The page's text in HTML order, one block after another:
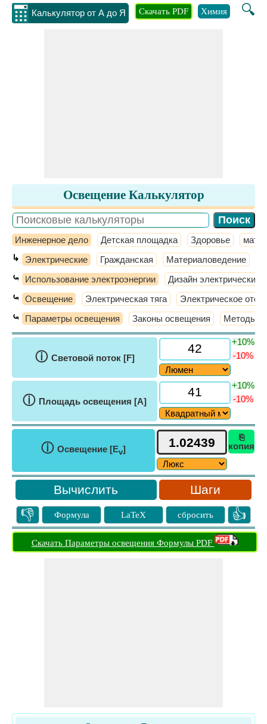
Калькулятор от А до Я 🔍
Скачать PDF Химия
Освещение Калькулятор
Инженерное дело Детская площадка Здоровье
↳ Электрические Гражданская Материаловедение
⤿ Использование электроэнергии Дизайн электрических
⤿ Освещение Электрическая тяга Электрическое
⤿ Параметры освещения Законы освещения Методы
ⓘ Световой поток [F]
+10%
-10%
ⓘ Площадь освещения [A]
+10%
-10%
ⓘ Освещение [Ev]
⎘
копия
Шаги
👎 Формула LaTeX сбросить 👍
Скачать Параметры освещения Формулы PDF